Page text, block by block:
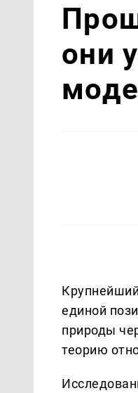
они
единой
природы
теорию